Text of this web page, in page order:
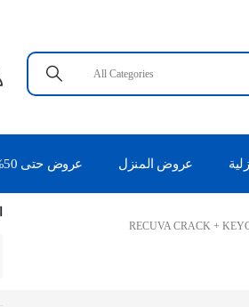
عروض المنزل عروض حتى 50%
RECUVA CRACK +